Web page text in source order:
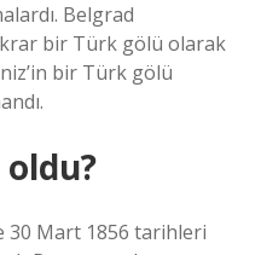
Belgrad
bir Türk gölü olarak
bir Türk gölü
oldu?
30 Mart 1856 tarihleri